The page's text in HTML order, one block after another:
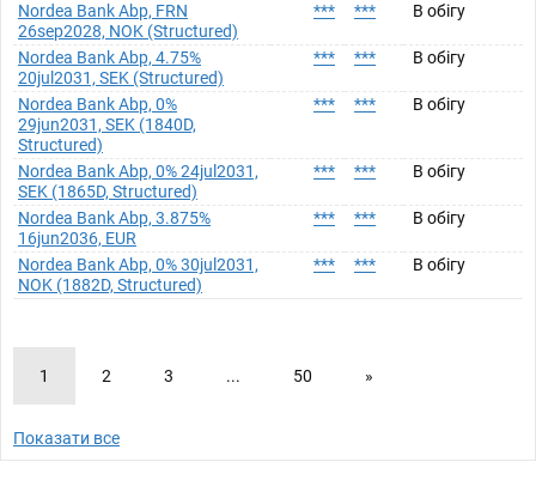
Nordea Bank Abp, FRN
26sep2028, NOK (Structured)
*** *** В обігу
Nordea Bank Abp, 4.75%
20jul2031, SEK (Structured)
*** *** В обігу
Nordea Bank Abp, 0%
29jun2031, SEK (1840D,
Structured)
*** *** В обігу
Nordea Bank Abp, 0% 24jul2031,
SEK (1865D, Structured)
*** *** В обігу
Nordea Bank Abp, 3.875%
16jun2036, EUR
*** *** В обігу
Nordea Bank Abp, 0% 30jul2031,
NOK (1882D, Structured)
*** *** В обігу
1 2 3 ... 50 »
Показати все